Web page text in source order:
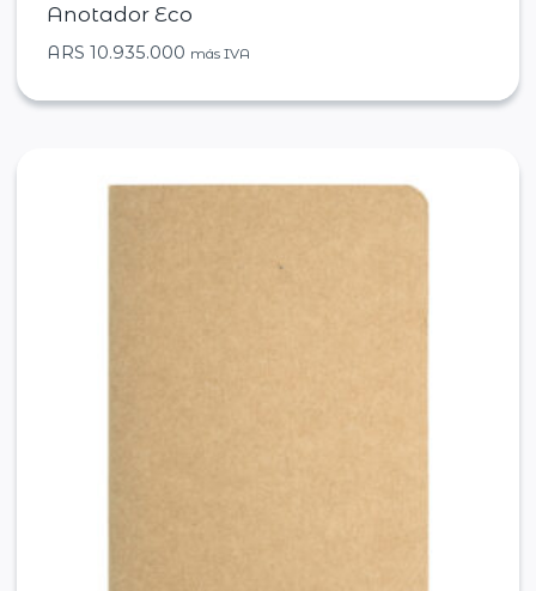
Anotador Eco
ARS 10.935.000 más IVA